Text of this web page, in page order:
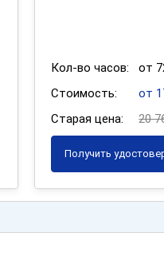
Кол-во часов:
от
Стоимость:
от
Старая цена:
20
Получить